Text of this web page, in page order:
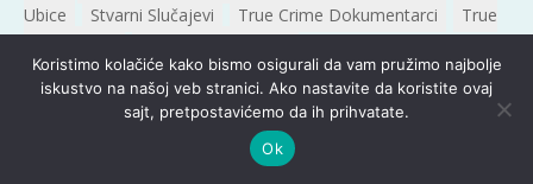
Ubice
Stvarni Slučajevi True Crime Dokumentarci
True
Koristimo kolačiće kako bismo osigurali da vam pružimo najbolje
iskustvo na našoj veb stranici. Ako nastavite da koristite ovaj
sajt, pretpostavićemo da ih prihvatate.
Ok